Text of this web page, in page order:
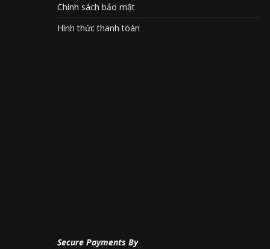
Chính sách bảo mật
Hình thức thanh toán
Secure Payments By